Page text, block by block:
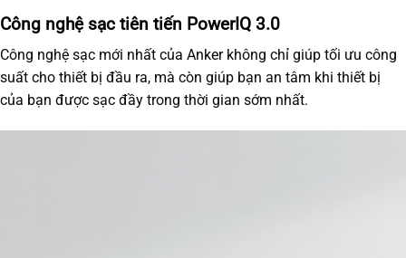
Công nghệ sạc tiên tiến PowerIQ 3.0
Công nghệ sạc mới nhất của Ankerkhông chỉ giúp tối ưu công
suất cho thiết bị đầu ra, mà còn giúp bạn an tâm khi thiết bị
của bạn được sạc đầy trong thời gian sớm nhất.